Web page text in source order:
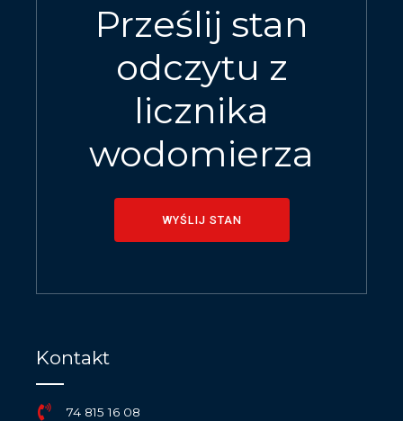
Prześlij stan
odczytu z
licznika
wodomierza
WYŚLIJ STAN
Kontakt
74 815 16 08